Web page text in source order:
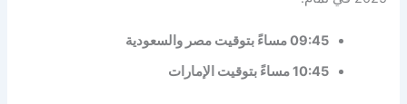
09:45 مساءً بتوقيت مصر والسعودية
10:45 مساءً بتوقيت الإمارات